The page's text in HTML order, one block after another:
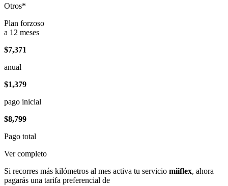
Otros*
Plan forzoso
a 12 meses
$7,371
anual
$1,379
pago inicial
$8,799
Pago total
Ver completo
Si recorres más kilómetros al mes activa tu servicio miiflex, ahora
pagarás una tarifa preferencial de